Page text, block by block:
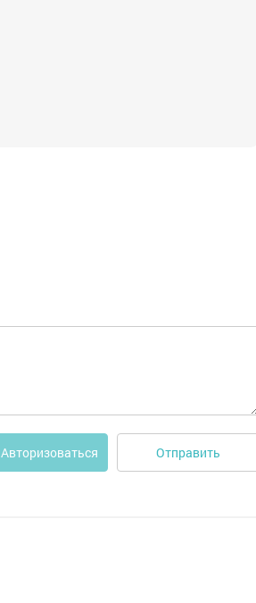
Авторизоваться Отправить